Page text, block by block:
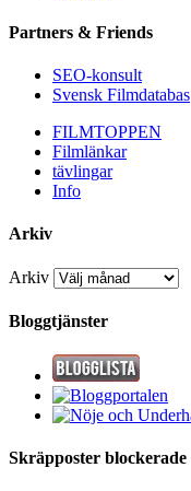
Partners & Friends
SEO-konsult
Svensk Filmdatabas
FILMTOPPEN
Filmlänkar
tävlingar
Info
Arkiv
Arkiv
Bloggtjänster
Skräpposter blockerade